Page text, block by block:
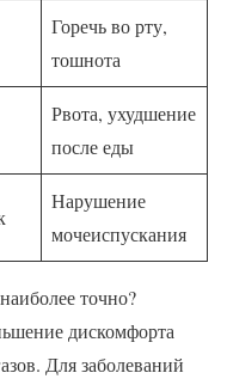
Горечь во рту,
тошнота
Рвота, ухудшение
после еды
Нарушение
мочеиспускания
наиболее точно?
дискомфорта
Для заболеваний